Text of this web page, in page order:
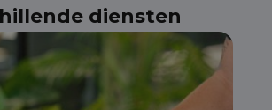
diensten